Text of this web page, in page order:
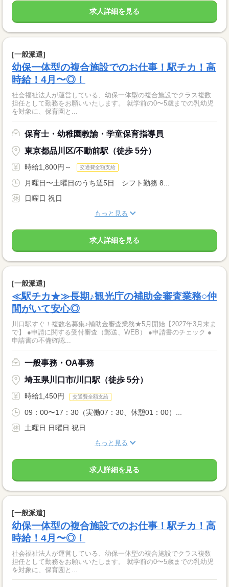
求人詳細を見る
[一般派遣]
幼保一体型の複合施設でのお仕事！駅チカ！高
時給！4月〜◎！
社会福祉法人が運営している、幼保一体型の複合施設でクラス複数
担任として勤務をお願いいたします。 就学前の0〜5歳までの乳幼児
を対象に、保育園と...
保育士・幼稚園教諭・学童保育指導員
東京都品川区/不動前駅（徒歩 5分）
時給1,800円～ 交通費全額支給
月曜日〜土曜日のうち週5日 シフト勤務 8...
日曜日 祝日
もっと見る
求人詳細を見る
[一般派遣]
≪駅チカ★≫長期♪観光庁の補助金審査業務○仲
間がいて安心◎
川口駅すぐ！複数名募集♪補助金審査業務★5月開始【2027年3月末ま
で】 ●申請に関する受付審査（郵送、WEB） ●申請書のチェック ●
申請書の不備確認...
一般事務・OA事務
埼玉県川口市/川口駅（徒歩 5分）
時給1,450円 交通費全額支給
09：00〜17：30（実働07：30、休憩01：00）...
土曜日 日曜日 祝日
もっと見る
求人詳細を見る
[一般派遣]
幼保一体型の複合施設でのお仕事！駅チカ！高
時給！4月〜◎！
社会福祉法人が運営している、幼保一体型の複合施設でクラス複数
担任として勤務をお願いいたします。 就学前の0〜5歳までの乳幼児
を対象に、保育園と...